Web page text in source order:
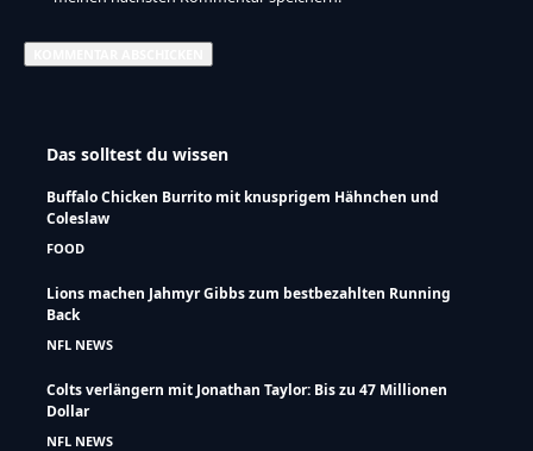
Das solltest du wissen
Buffalo Chicken Burrito mit knusprigem Hähnchen und
Coleslaw
FOOD
Lions machen Jahmyr Gibbs zum bestbezahlten Running
Back
NFL NEWS
Colts verlängern mit Jonathan Taylor: Bis zu 47 Millionen
Dollar
NFL NEWS